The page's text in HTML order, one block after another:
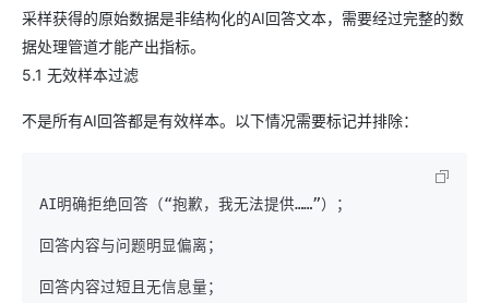
采样获得的原始数据是非结构化的AI回答文本，需要经过完整的数
据处理管道才能产出指标。
5.1 无效样本过滤
不是所有AI回答都是有效样本。以下情况需要标记并排除：
AI明确拒绝回答（“抱歉，我无法提供……”）；
回答内容与问题明显偏离；
回答内容过短且无信息量；